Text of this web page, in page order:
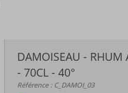
DAMOISEAU - RHUM
- 70CL - 40°
Référence : C_DAMOI_03